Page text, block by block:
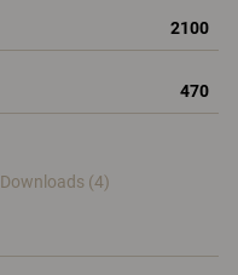
2100
470
Downloads (4)